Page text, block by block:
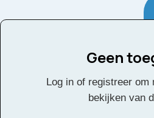
Geen
Log in of registreer om
bekijken van